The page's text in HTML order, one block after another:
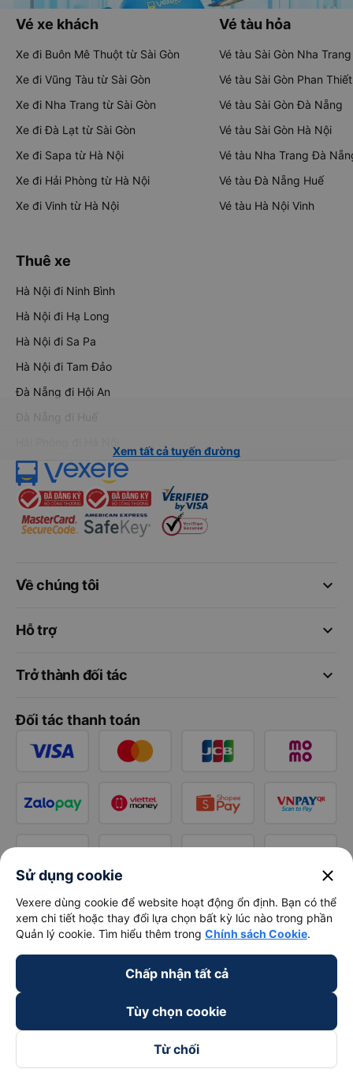
Vé xe khách
Xe đi Buôn Mê Thuột từ Sài Gòn
Xe đi Vũng Tàu từ Sài Gòn
Xe đi Nha Trang từ Sài Gòn
Xe đi Đà Lạt từ Sài Gòn
Xe đi Sapa từ Hà Nội
Xe đi Hải Phòng từ Hà Nội
Xe đi Vinh từ Hà Nội
Vé tàu hỏa
Vé tàu Sài Gòn Nha Trang
Vé tàu Sài Gòn Phan Thiết
Vé tàu Sài Gòn Đà Nẵng
Vé tàu Sài Gòn Hà Nội
Vé tàu Nha Trang Đà
Vé tàu Đà Nẵng Huế
Vé tàu Hà Nội Vinh
Thuê xe
Hà Nội đi Ninh Bình
Hà Nội đi Hạ Long
Hà Nội đi Sa Pa
Hà Nội đi Tam Đảo
Đà Nẵng đi Hội An
Đà Nẵng đi Huế
Xem tất cả tuyến đường
keyboard_arrow_down
Về chúng tôi
keyboard_arrow_down
Hỗ trợ
keyboard_arrow_down
Trở thành đối tác
Đối tác thanh toán
Sử dụng cookie close
Vexere dùng cookie để website hoạt động ổn định. Bạn có thể
xem chi tiết hoặc thay đổi lựa chọn bất kỳ lúc nào trong phần
Quản lý cookie. Tìm hiểu thêm trong Chính sách Cookie.
Chấp nhận tất cả
Tùy chọn cookie
Từ chối